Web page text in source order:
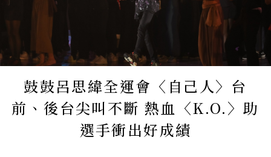
鼓鼓呂思緯全運會〈自己人〉台
前、後台尖叫不斷 熱血〈K.O.〉助
選手衝出好成績